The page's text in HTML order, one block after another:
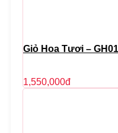
Giỏ Hoa Tươi –
1,550,000đ